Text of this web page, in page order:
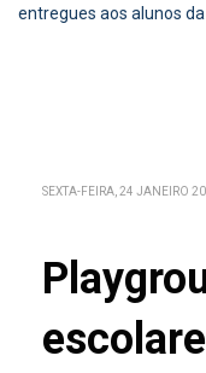
entregues aos alunos
SEXTA-FEIRA, 24 JANEIRO